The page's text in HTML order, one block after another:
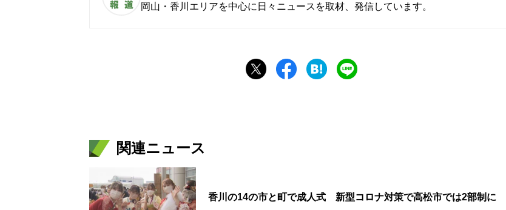
岡山・香川エリアを中心に日々ニュースを取材、発信しています。
関連ニュース
香川の14の市と町で成人式 新型コロナ対策で高松市では2部制に